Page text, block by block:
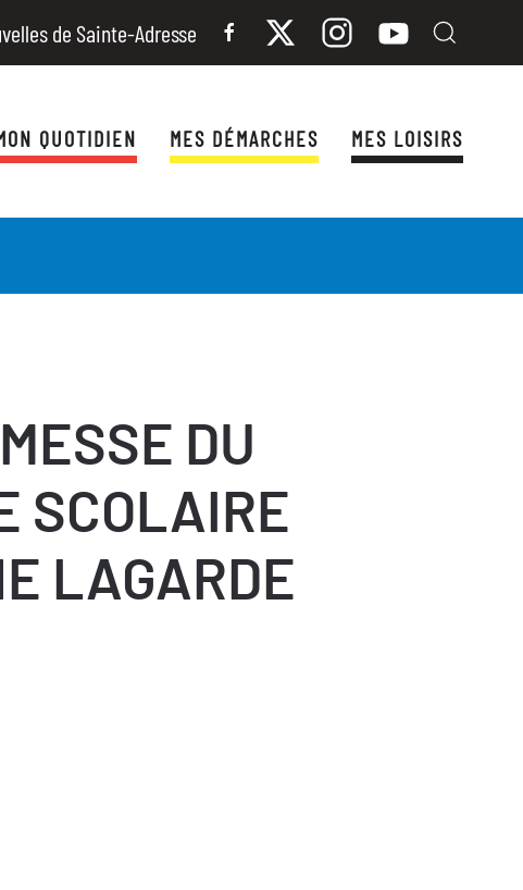
de Sainte-Adresse
QUOTIDIEN MES DÉMARCHES MES LOISIRS
DU
SCOLAIRE
LAGARDE